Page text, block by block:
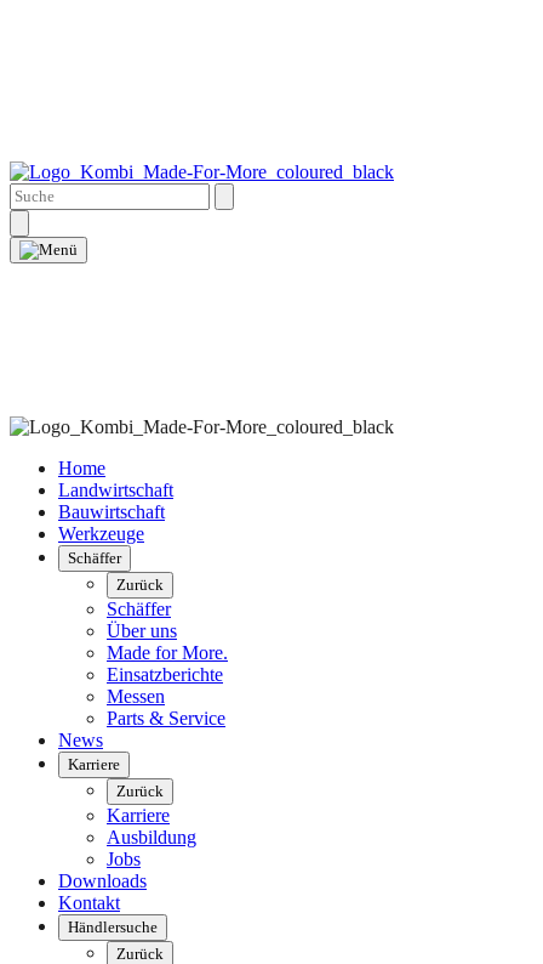
Home
Landwirtschaft
Bauwirtschaft
Werkzeuge
Schäffer
Zurück
Schäffer
Über uns
Made for More.
Einsatzberichte
Messen
Parts & Service
News
Karriere
Zurück
Karriere
Ausbildung
Jobs
Downloads
Kontakt
Händlersuche
Zurück